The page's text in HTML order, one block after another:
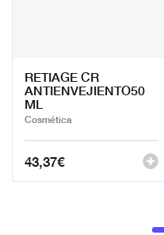
RETIAGE CR
ANTIENVEJIENTO50
ML
Cosmética
43,37€